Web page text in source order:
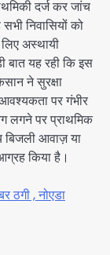
दर्ज कर जांच
निवासियों को
अस्थायी
बात यह रही कि इस
ने सुरक्षा
पर गंभीर
लगने पर प्राथमिक
बिजली आवाज़ या
किया है।
ठगी , नोएडा